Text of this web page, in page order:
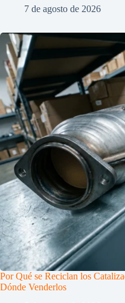
7 de agosto de 2026
Por Qué se Reciclan los
Dónde Venderlos